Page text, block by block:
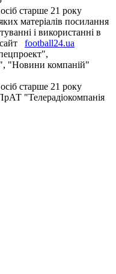
старше 21 року
матеріалів посилання
і використанні в
football24.ua
"Новини компаній"
старше 21 року
"Телерадіокомпанія